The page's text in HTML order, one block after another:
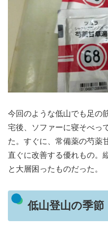
今回のような低山でも足の
宅後、ソファーに寝そべっ
た。すぐに、常備薬の芍薬
直ぐに改善する優れもの。
と大層困ったものだった。
低山登山の季節